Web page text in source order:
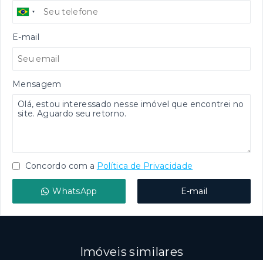
E-mail
Mensagem
Concordo com a Política de Privacidade
WhatsApp E-mail
Imóveis similares